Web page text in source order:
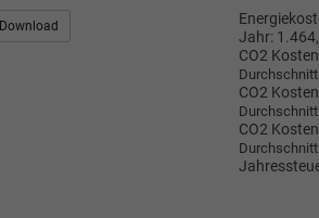
Download
Jahr:
CO2
CO2
CO2